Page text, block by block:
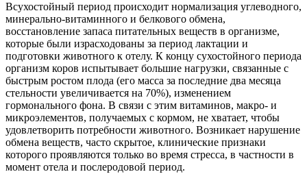
Всухостойный период происходит нормализация углеводного,
минерально-витаминного и белкового обмена,
восстановление запаса питательных веществ в организме,
которые были израсходованы за период лактации и
подготовки животного к отелу. К концу сухостойного периода
организм коров испытывает большие нагрузки, связанные с
быстрым ростом плода (его масса за последние два месяца
стельности увеличивается на 70%), изменением
гормонального фона. В связи с этим витаминов, макро- и
микроэлементов, получаемых с кормом, не хватает, чтобы
удовлетворить потребности животного. Возникает нарушение
обмена веществ, часто скрытое, клинические признаки
которого проявляются только во время стресса, в частности в
момент отела и послеродовой период.